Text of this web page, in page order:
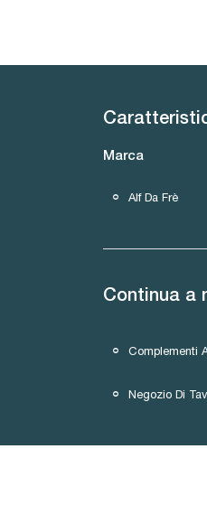
Marca
Alf Da Frè
Continua a
Complementi
Negozio Di